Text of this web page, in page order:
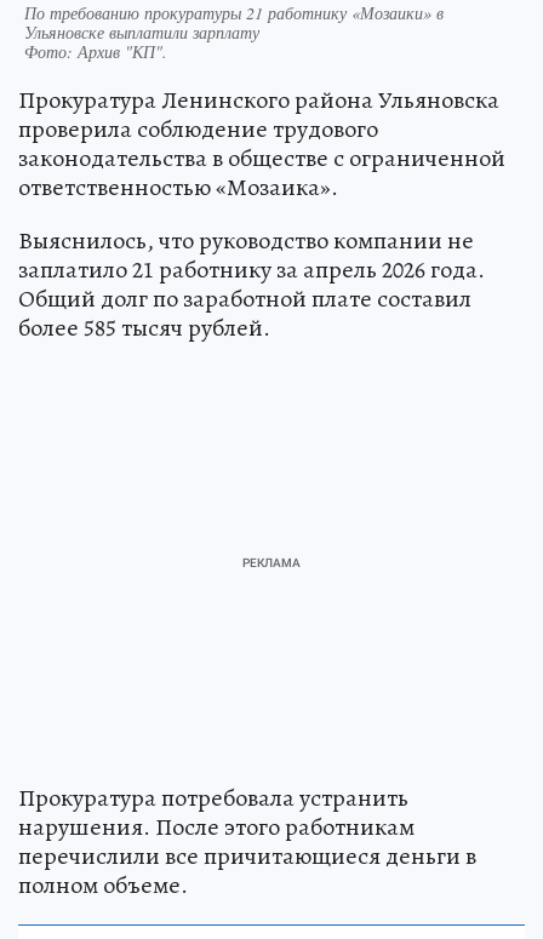
По требованию прокуратуры 21 работнику «Мозаики» в
Ульяновске выплатили зарплату
Фото:Архив "КП".
Прокуратура Ленинского района Ульяновска
проверила соблюдение трудового
законодательства в обществе с ограниченной
ответственностью «Мозаика».
Выяснилось, что руководство компании не
заплатило 21 работнику за апрель 2026 года.
Общий долг по заработной плате составил
более 585 тысяч рублей.
Прокуратура потребовала устранить
нарушения. После этого работникам
перечислили все причитающиеся деньги в
полном объеме.